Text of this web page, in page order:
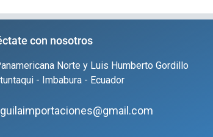
con nosotros
Norte y Luis Humberto Gordillo
- Imbabura - Ecuador